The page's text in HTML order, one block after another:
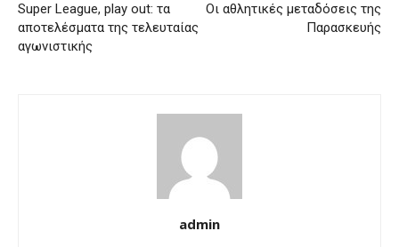
Super League, play out: τα
αποτελέσματα της τελευταίας
αγωνιστικής
Οι αθλητικές μεταδόσεις της
Παρασκευής
admin